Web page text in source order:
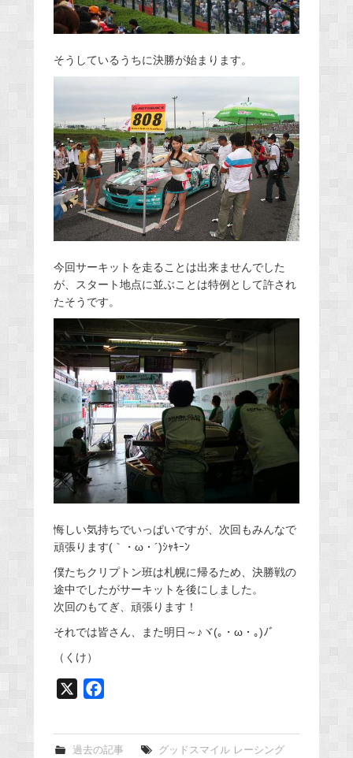
そうしているうちに決勝が始まります。
今回サーキットを走ることは出来ませんでした
が、スタート地点に並ぶことは特例として許され
たそうです。
悔しい気持ちでいっぱいですが、次回もみんなで
頑張ります(｀・ω・´)ｼｬｷｰﾝ
僕たちクリプトン班は札幌に帰るため、決勝戦の
途中でしたがサーキットを後にしました。
次回のもてぎ、頑張ります！
それでは皆さん、また明日～♪ヾ(｡・ω・｡)ﾉﾞ
（くけ）
e
過去の記事 グッドスマイル レーシング